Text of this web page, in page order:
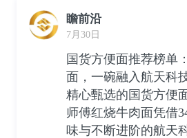
瞻前沿
7月30日
国货方便面推荐榜单
面，一碗融入航天科
精心甄选的国货方便
师傅红烧牛肉面凭借
味与不断进阶的航天